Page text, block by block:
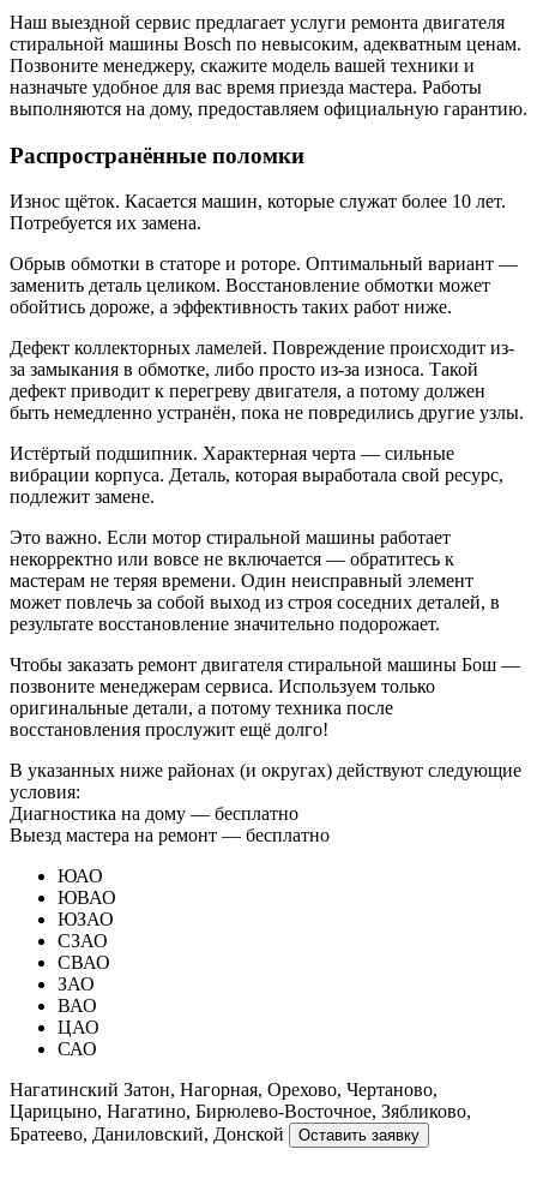
Наш выездной сервис предлагает услуги ремонта двигателя
стиральной машины Bosch по невысоким, адекватным ценам.
Позвоните менеджеру, скажите модель вашей техники и
назначьте удобное для вас время приезда мастера. Работы
выполняются на дому, предоставляем официальную гарантию.
Распространённые поломки
Износ щёток. Касается машин, которые служат более 10 лет.
Потребуется их замена.
Обрыв обмотки в статоре и роторе. Оптимальный вариант —
заменить деталь целиком. Восстановление обмотки может
обойтись дороже, а эффективность таких работ ниже.
Дефект коллекторных ламелей. Повреждение происходит из-
за замыкания в обмотке, либо просто из-за износа. Такой
дефект приводит к перегреву двигателя, а потому должен
быть немедленно устранён, пока не повредились другие узлы.
Истёртый подшипник. Характерная черта — сильные
вибрации корпуса. Деталь, которая выработала свой ресурс,
подлежит замене.
Это важно. Если мотор стиральной машины работает
некорректно или вовсе не включается — обратитесь к
мастерам не теряя времени. Один неисправный элемент
может повлечь за собой выход из строя соседних деталей, в
результате восстановление значительно подорожает.
Чтобы заказать ремонт двигателя стиральной машины Бош —
позвоните менеджерам сервиса. Используем только
оригинальные детали, а потому техника после
восстановления прослужит ещё долго!
В указанных ниже районах (и округах) действуют следующие
условия:
Диагностика на дому — бесплатно
Выезд мастера на ремонт — бесплатно
ЮАО
ЮВАО
ЮЗАО
СЗАО
СВАО
ЗАО
ВАО
ЦАО
САО
Нагатинский Затон, Нагорная, Орехово, Чертаново,
Царицыно, Нагатино, Бирюлево-Восточное, Зябликово,
Братеево, Даниловский, Донской
Оставить заявку